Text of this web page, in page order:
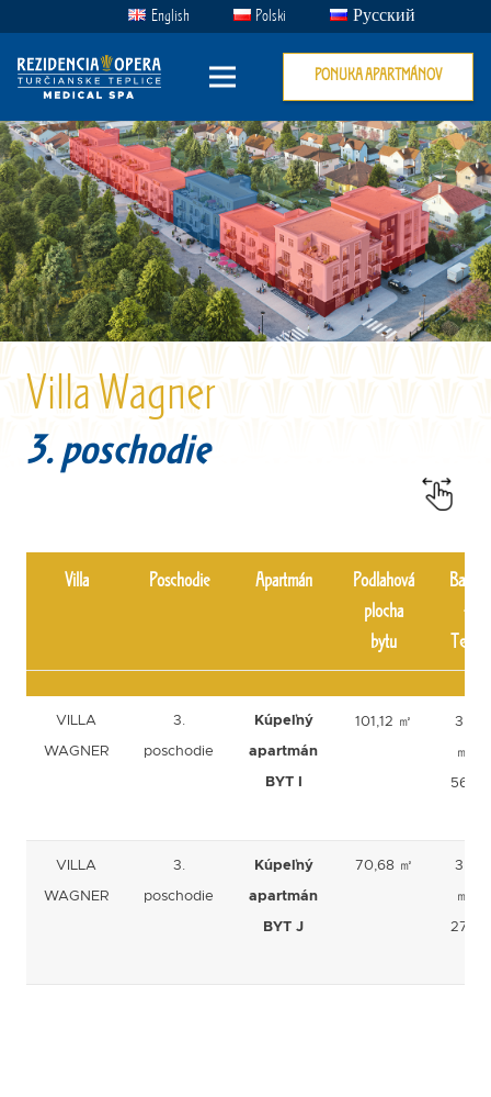
English Polski Русский
PONUKA APARTMÁNOV
Villa Wagner
3. poschodie
Villa Poschodie Apartmán
Podlahová
plocha
bytu
Balkón
+
Terasa
Villa Poschodie Apartmán
Podlahová
plocha
Balkón
+
Terasa
VILLA
WAGNER
3.
poschodie
Kúpeľný
apartmán
BYT I
101,12 ㎡ 3,60
㎡ +
56,75
VILLA
WAGNER
3.
poschodie
Kúpeľný
apartmán
BYT J
70,68 ㎡ 3,60
㎡ +
27,54